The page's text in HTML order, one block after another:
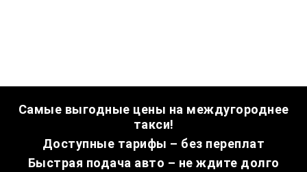
Самые выгодные цены на междугороднее
такси!
Доступные тарифы – без переплат
Быстрая подача авто – не ждите долго